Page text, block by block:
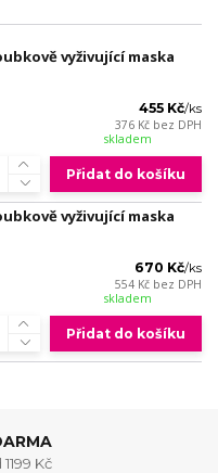
vyživující maska
455 Kč/ks
376 Kč bez DPH
skladem
Přidat do košíku
vyživující maska
670 Kč/ks
554 Kč bez DPH
skladem
Přidat do košíku
Kč